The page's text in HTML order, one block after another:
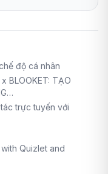
độ cá nhân
BLOOKET: TẠO
trực tuyến với
Quizlet and